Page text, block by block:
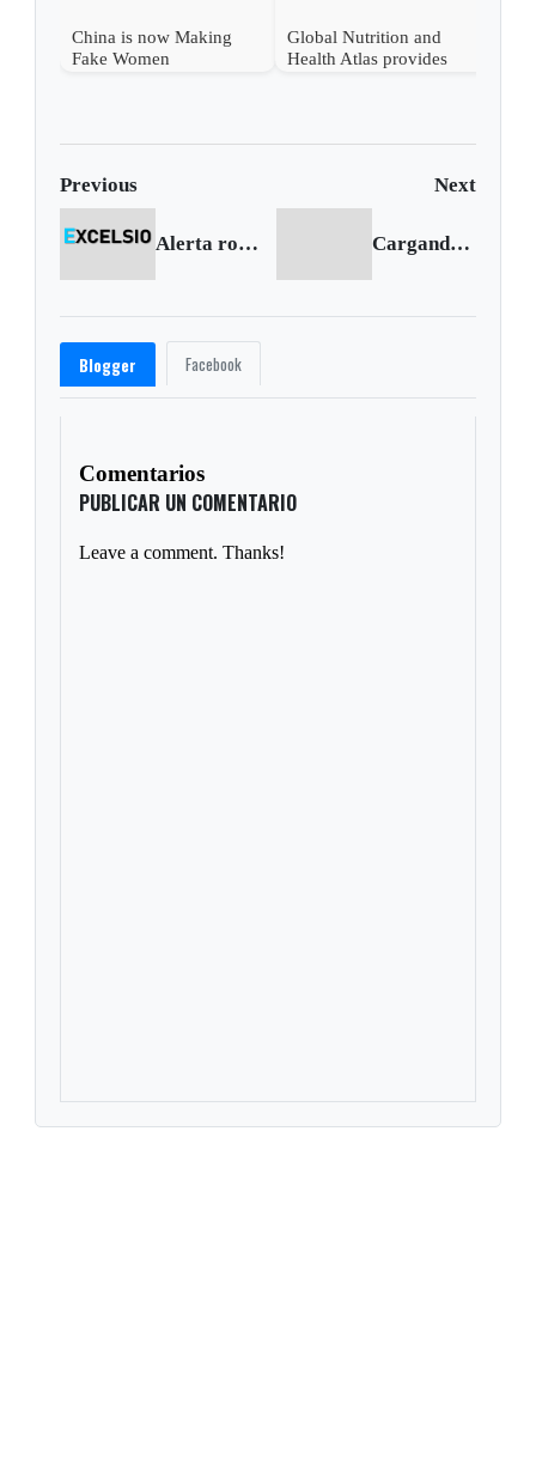
China is now Making
Fake Women
Global Nutrition and
Health Atlas provides
Previous Next
Alerta roja en Güicán por posibilidad de incendios Cargando siguiente...
Blogger Facebook
Comentarios
PUBLICAR UN COMENTARIO
Leave a comment. Thanks!